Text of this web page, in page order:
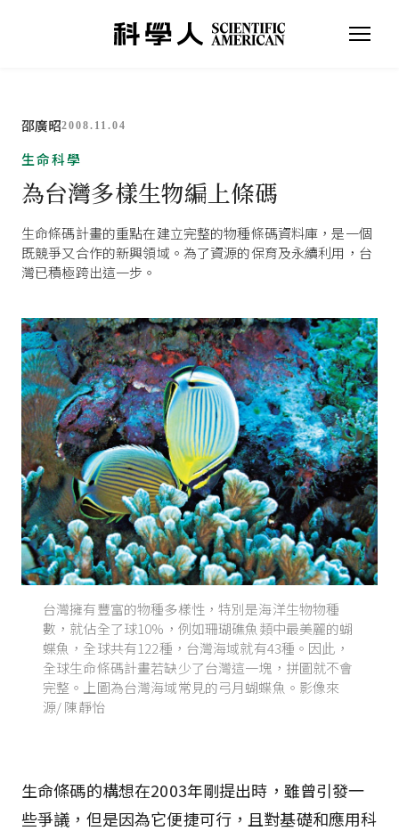
邵廣昭2008.11.04
生命科學
為台灣多樣生物編上條碼
生命條碼計畫的重點在建立完整的物種條碼資料庫，是一個
既競爭又合作的新興領域。為了資源的保育及永續利用，台
灣已積極跨出這一步。
台灣擁有豐富的物種多樣性，特別是海洋生物物種
數，就佔全了球10%，例如珊瑚礁魚類中最美麗的蝴
蝶魚，全球共有122種，台灣海域就有43種。因此，
全球生命條碼計畫若缺少了台灣這一塊，拼圖就不會
完整。上圖為台灣海域常見的弓月蝴蝶魚。影像來
源/ 陳靜怡
生命條碼的構想在2003年剛提出時，雖曾引發一
些爭議，但是因為它便捷可行，且對基礎和應用科